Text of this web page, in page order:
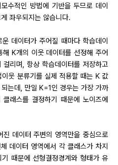
수적인 방법에 기반을 두므로 데이
좌우되지는 않습니다.
데이터가 주어질 때마다 학습데이
K개의 이웃 데이터를 선정해 주어
리며, 항상 학습데이터를 저장하고
웃 분류기를 실제 적용할 때는 K 값
는데, 만일 K=1인 경우는 가장 가까
래스를 결정하기 때문에 노이즈에
데이터 주변의 영역만을 중심으로
데이터 영역에서 각 클래스가 차지
때문에 선형결정경계와 형태가 유